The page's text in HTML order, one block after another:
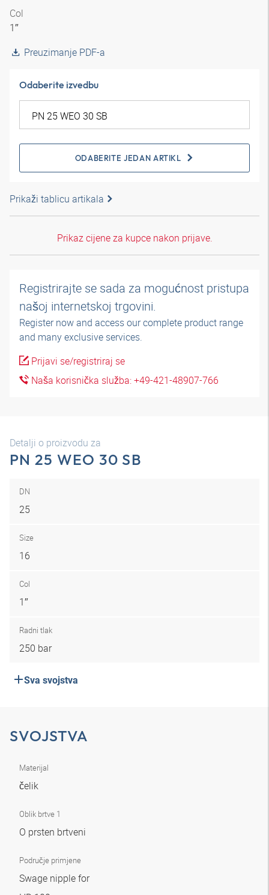
Col
1″
Preuzimanje PDF-a
Odaberite izvedbu
ODABERITE JEDAN ARTIKL
Prikaži tablicu artikala
Prikaz cijene za kupce nakon prijave.
Registrirajte se sada za mogućnost pristupa
našoj internetskoj trgovini.
Register now and access our complete product range
and many exclusive services.
Prijavi se/registriraj se
Naša korisnička služba: +49-421-48907-766
Detalji o proizvodu za
PN 25 WEO 30 SB
DN
25
Size
16
Col
1″
Radni tlak
250 bar
Sva svojstva
SVOJSTVA
Materijal
čelik
Oblik brtve 1
O prsten brtveni
Područje primjene
Swage nipple for